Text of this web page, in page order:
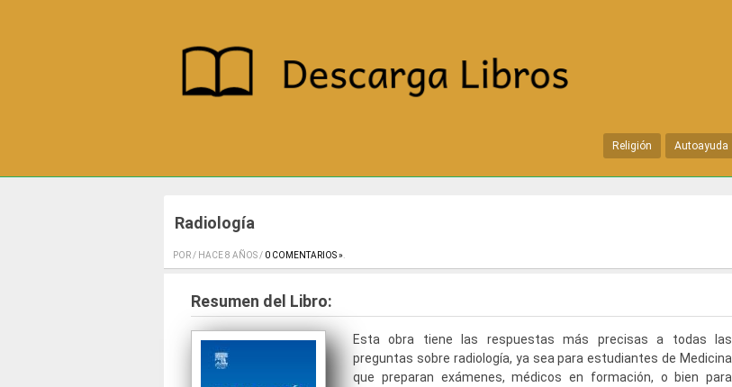
Religión Autoayuda
Radiología
POR / HACE 8 AÑOS / 0 COMENTARIOS »
Resumen del Libro:
Esta obra tiene las respuestas más precisas a todas las
preguntas sobre radiología, ya sea para estudiantes de Medicina
que preparan exámenes, médicos en formación, o bien para